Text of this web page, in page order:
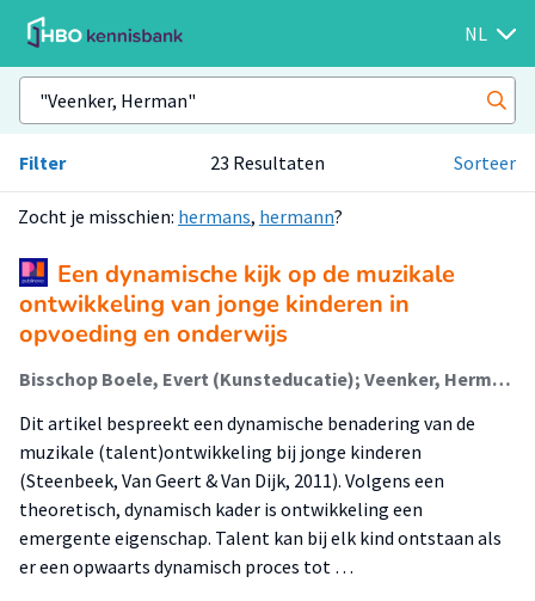
NL
Filter 23 Resultaten Sorteer
Zocht je misschien: hermans, hermann?
Een dynamische kijk op de muzikale
ontwikkeling van jonge kinderen in
opvoeding en onderwijs
Bisschop Boele, Evert (Kunsteducatie); Veenker, Herman (Kunsteducatie); Steenbeek, Henderien; Van den Hul-Kuijten, Mariele
Dit artikel bespreekt een dynamische benadering van de
muzikale (talent)ontwikkeling bij jonge kinderen
(Steenbeek, Van Geert & Van Dijk, 2011). Volgens een
theoretisch, dynamisch kader is ontwikkeling een
emergente eigenschap. Talent kan bij elk kind ontstaan als
er een opwaarts dynamisch proces tot …